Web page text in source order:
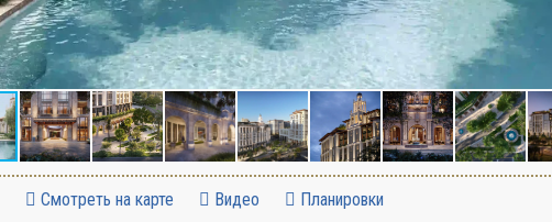
Смотреть на карте Видео Планировки